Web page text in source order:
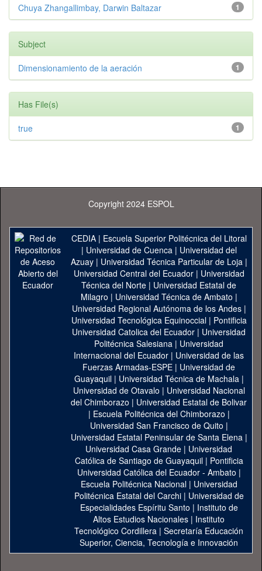
1
Chuya Zhangallimbay, Darwin Baltazar
Subject
1
Dimensionamiento de la aeración
Has File(s)
1
true
Copyright 2024 ESPOL
CEDIA| Escuela Superior Politécnica del Litoral
| Universidad de Cuenca| Universidad del
Azuay| Universidad Técnica Particular de Loja|
Universidad Central del Ecuador| Universidad
Técnica del Norte | Universidad Estatal de
Milagro | Universidad Técnica de Ambato |
Universidad Regional Autónoma de los Andes|
Universidad Tecnológica Equinoccial| Pontificia
Universidad Catolica del Ecuador | Universidad
Politécnica Salesiana | Universidad
Internacional del Ecuador | Universidad de las
Fuerzas Armadas-ESPE | Universidad de
Guayaquil| Universidad Técnica de Machala|
Universidad de Otavalo | Universidad Nacional
del Chimborazo | Universidad Estatal de Bolivar
| Escuela Politécnica del Chimborazo |
Universidad San Francisco de Quito |
Universidad Estatal Peninsular de Santa Elena|
Universidad Casa Grande | Universidad
Católica de Santiago de Guayaquil| Pontificia
Universidad Católica del Ecuador - Ambato |
Escuela Politécnica Nacional| Universidad
Politécnica Estatal del Carchi| Universidad de
Especialidades Espíritu Santo | Instituto de
Altos Estudios Nacionales | Instituto
Tecnológico Cordillera | Secretaría Educación
Superior, Ciencia, Tecnología e Innovación